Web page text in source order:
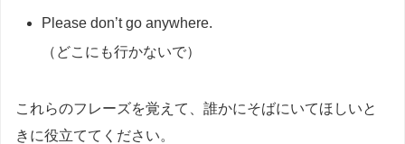
Please don’t go anywhere.
（どこにも行かないで）
これらのフレーズを覚えて、誰かにそばにいてほしいと
きに役立ててください。